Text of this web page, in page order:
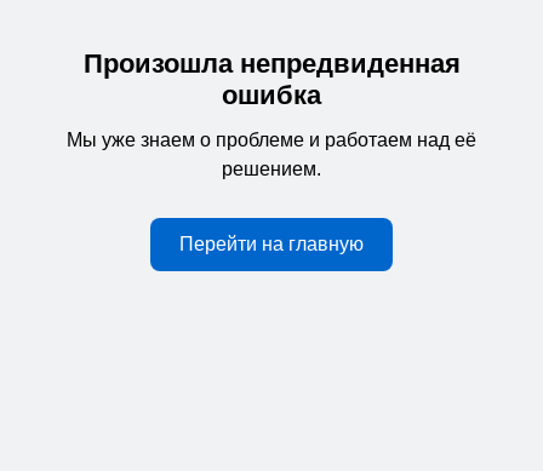
Произошла непредвиденная
ошибка
Мы уже знаем о проблеме и работаем над её
решением.
Перейти на главную